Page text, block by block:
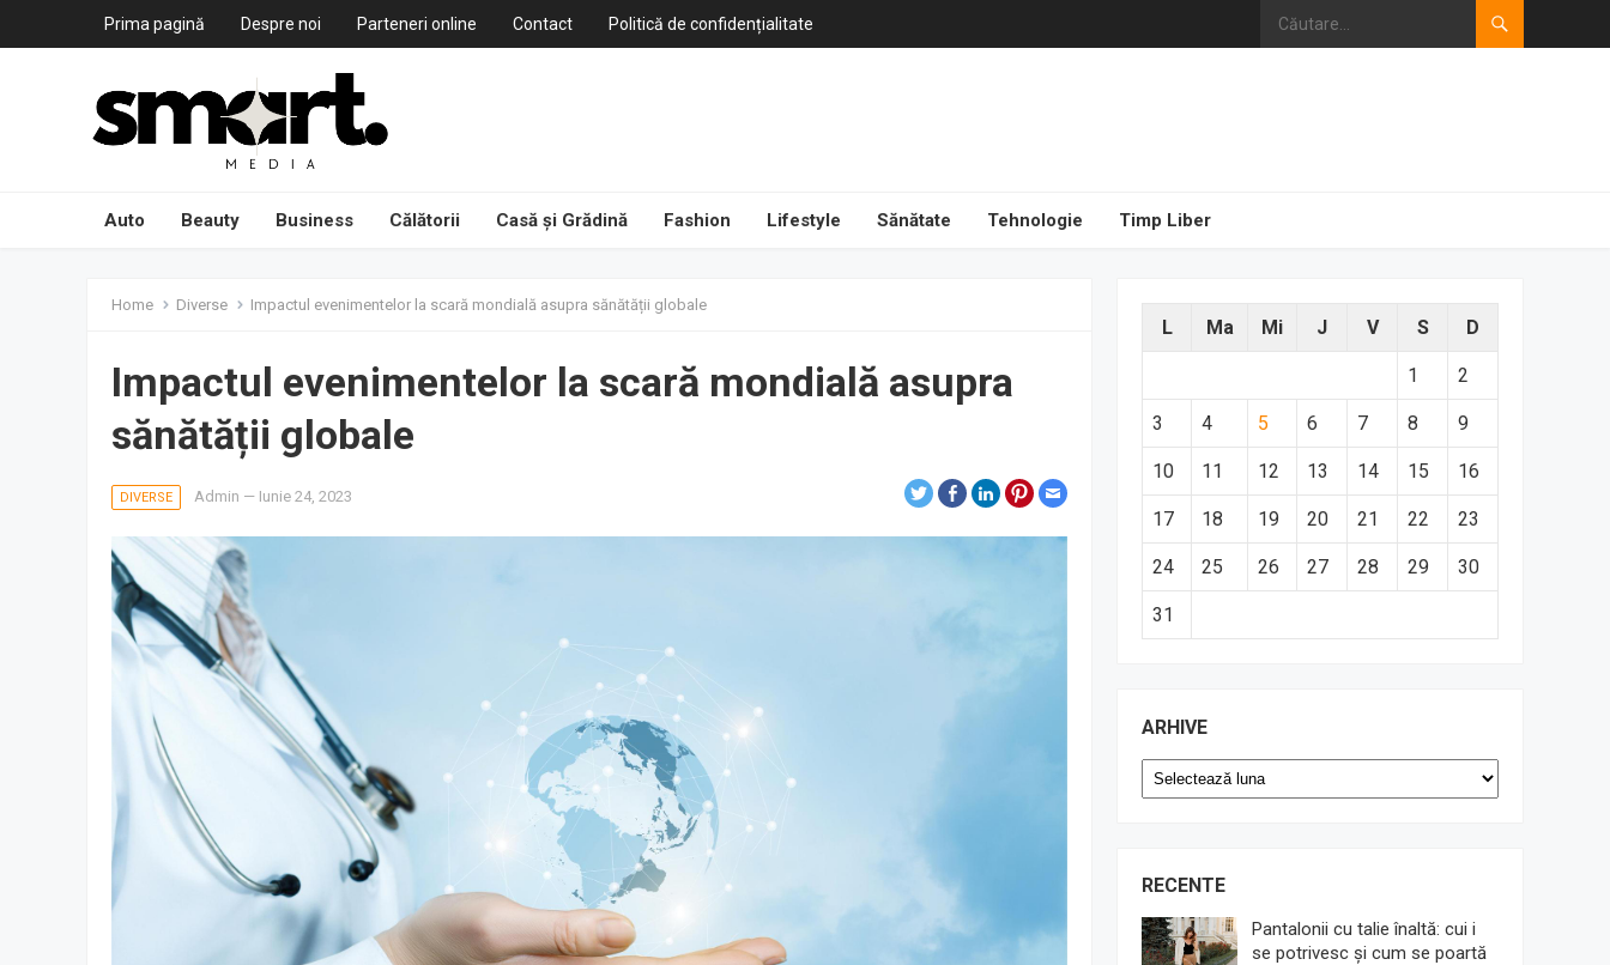
Prima pagină Despre noi Parteneri online Contact Politică de confidențialitate
Auto Beauty Business Călătorii Casă și Grădină Fashion Lifestyle Sănătate Tehnologie Timp Liber
Home Diverse Impactul evenimentelor la scară mondială asupra sănătății globale
Impactul evenimentelor la scară mondială asupra
sănătății globale
DIVERSE Admin — Iunie 24, 2023
L Ma Mi J V S D
1 2
3 4 5 6 7 8 9
10 11 12 13 14 15 16
17 18 19 20 21 22 23
24 25 26 27 28 29 30
31
ARHIVE
Arhive
RECENTE
Pantalonii cu talie înaltă: cui i
se potrivesc și cum se poartă